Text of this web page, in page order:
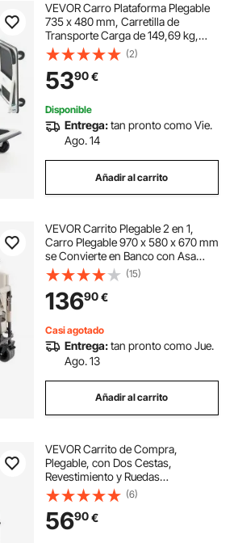
VEVOR Carro Plataforma Plegable
735 x 480 mm, Carretilla de
Transporte Carga de 149,69 kg,
Carrito Portaequipajes con
Plataforma con Ruedas de PP de 96
mm, para Tareas Domésticas,
Almacén, Mudanza
(2)
5390€
Disponible
Entrega:tan pronto como Vie.
Ago. 14
Añadir al carrito
VEVOR Carrito Plegable 2 en 1,
Carro Plegable 970 x 580 x 670 mm
se Convierte en Banco con Asa
Ajustable, Capacidad de Peso de
249,48 kg para Exteriores,
Compras, Camping y Jardinería,
Caqui
(15)
13690€
Casi agotado
Entrega:tan pronto como Jue.
Ago. 13
Añadir al carrito
VEVOR Carrito de Compra,
Plegable, con Dos Cestas,
Revestimiento y Ruedas
Impermeables, Capacidad de
Carga de 45,3 kg, 64 + 10 L, Ideal
para Lavandería, Compras,
Camping y Comestibles, Negro
(6)
5690€